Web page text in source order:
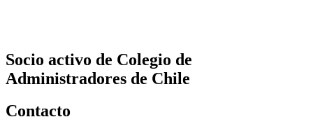
Socio activo de Colegio de
Administradores de Chile
Contacto